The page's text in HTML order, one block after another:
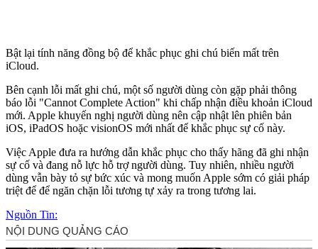
Bật lại tính năng đồng bộ để khắc phục ghi chú biến mất trên
iCloud.
Bên cạnh lỗi mất ghi chú, một số người dùng còn gặp phải thông
báo lỗi "Cannot Complete Action" khi chấp nhận điều khoản iCloud
mới. Apple khuyến nghị người dùng nên cập nhật lên phiên bản
iOS, iPadOS hoặc visionOS mới nhất để khắc phục sự cố này.
Việc Apple đưa ra hướng dẫn khắc phục cho thấy hãng đã ghi nhận
sự cố và đang nỗ lực hỗ trợ người dùng. Tuy nhiên, nhiều người
dùng vẫn bày tỏ sự bức xúc và mong muốn Apple sớm có giải pháp
triệt để để ngăn chặn lỗi tương tự xảy ra trong tương lai.
Nguồn Tin: